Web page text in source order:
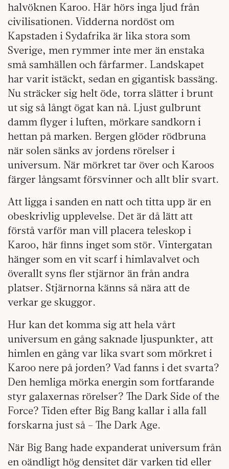
halvöknen Karoo. Här hörs inga ljud från
civilisationen. Vidderna nordöst om
Kapstaden i Sydafrika är lika stora som
Sverige, men rymmer inte mer än enstaka
små samhällen och fårfarmer. Landskapet
har varit istäckt, sedan en gigantisk bassäng.
Nu sträcker sig helt öde, torra slätter i brunt
ut sig så långt ögat kan nå. Ljust gulbrunt
damm flyger i luften, mörkare sandkorn i
hettan på marken. Bergen glöder rödbruna
när solen sänks av jordens rörelser i
universum. När mörkret tar över och Karoos
färger långsamt försvinner och allt blir svart.
Att ligga i sanden en natt och titta upp är en
obeskrivlig upplevelse. Det är då lätt att
förstå varför man vill placera teleskop i
Karoo, här finns inget som stör. Vintergatan
hänger som en vit scarf i himlavalvet och
överallt syns fler stjärnor än från andra
platser. Stjärnorna känns så nära att de
verkar ge skuggor.
Hur kan det komma sig att hela vårt
universum en gång saknade ljuspunkter, att
himlen en gång var lika svart som mörkret i
Karoo nere på jorden? Vad fanns i det svarta?
Den hemliga mörka energin som fortfarande
styr galaxernas rörelser? The Dark Side of the
Force? Tiden efter Big Bang kallar i alla fall
forskarna just så – The Dark Age.
När Big Bang hade expanderat universum från
en oändligt hög densitet där varken tid eller